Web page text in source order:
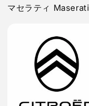
マセラティ Maserati